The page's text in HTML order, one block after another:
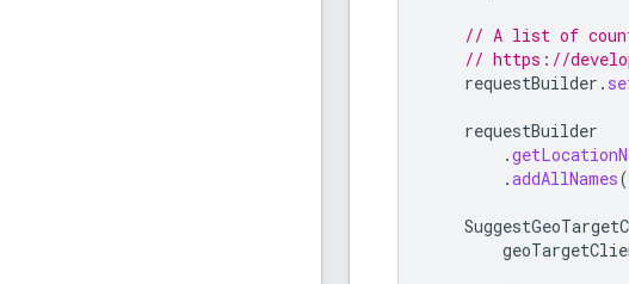
// A list of
// https://
requestBuilder .
requestBuilder
.
.addAllNames(